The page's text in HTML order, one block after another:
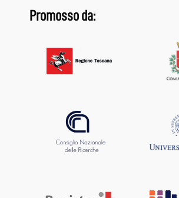
Promosso da: